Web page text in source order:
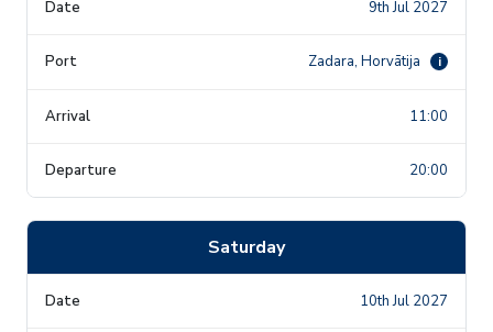
9th Jul 2027
Zadara, Horvātija i
11:00
20:00
Saturday
10th Jul 2027